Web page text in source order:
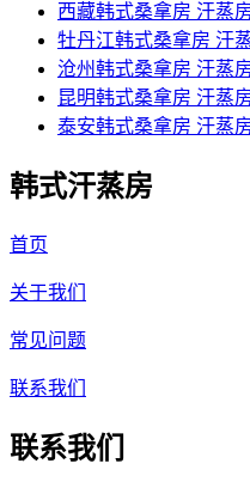
西藏韩式桑拿房 汗蒸
牡丹江韩式桑拿房 汗
沧州韩式桑拿房 汗蒸
昆明韩式桑拿房 汗蒸
泰安韩式桑拿房 汗蒸
韩式汗蒸房
首页
关于我们
常见问题
联系我们
联系我们